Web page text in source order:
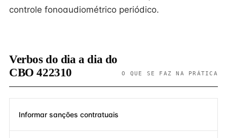
controle fonoaudiométrico periódico.
Verbos do dia a dia do
CBO 422310
O QUE SE FAZ NA PRÁTICA
Informar sanções contratuais